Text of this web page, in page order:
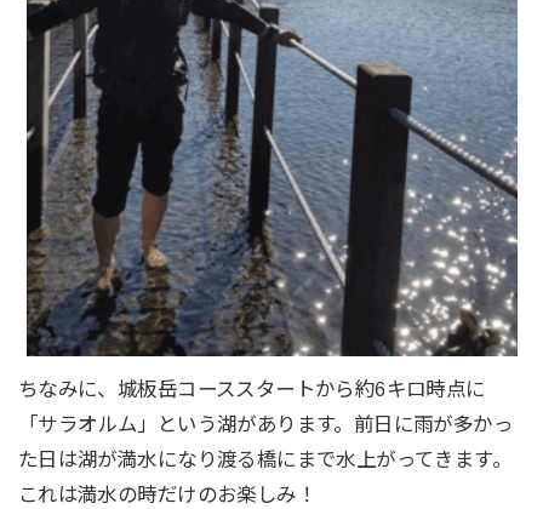
ちなみに、城板岳コーススタートから約6キロ時点に
「サラオルム」という湖があります。前日に雨が多かっ
た日は湖が満水になり渡る橋にまで水上がってきます。
これは満水の時だけのお楽しみ！